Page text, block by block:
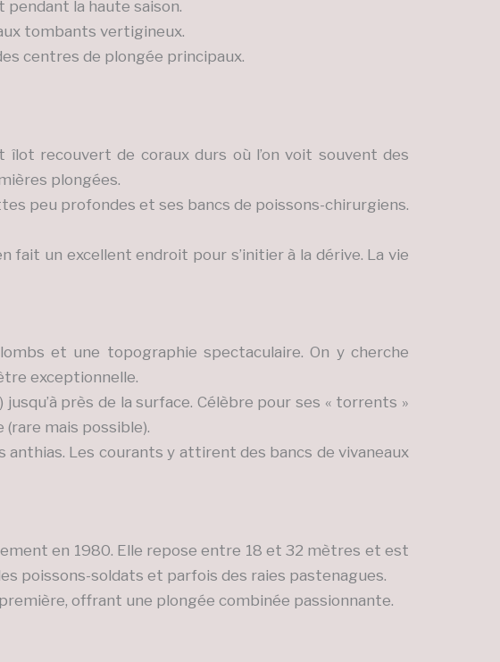
la haute saison.
tombants vertigineux.
centres de plongée principaux.
recouvert de coraux durs où l’on voit souvent des
plongées.
peu profondes et ses bancs de poissons-chirurgiens.
un excellent endroit pour s’initier à la dérive. La vie
et une topographie spectaculaire. On y cherche
exceptionnelle.
près de la surface. Célèbre pour ses « torrents »
mais possible).
anthias. Les courants y attirent des bancs de vivaneaux
en 1980. Elle repose entre 18 et 32 mètres et est
poissons-soldats et parfois des raies pastenagues.
offrant une plongée combinée passionnante.